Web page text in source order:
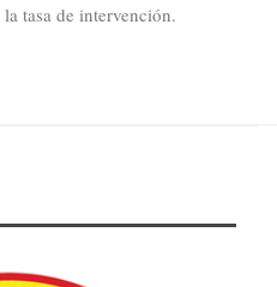
tasa de intervención.